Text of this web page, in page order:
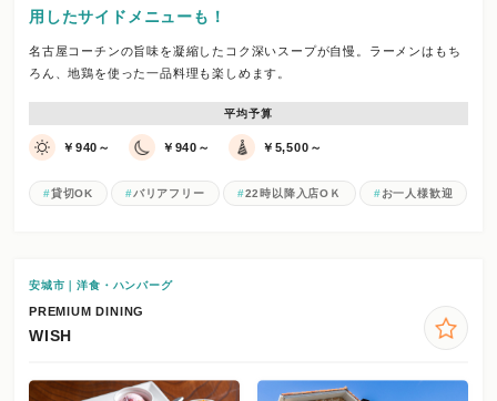
用したサイドメニューも！
名古屋コーチンの旨味を凝縮したコク深いスープが自慢。ラーメンはもち
ろん、地鶏を使った一品料理も楽しめます。
平均予算
￥940～ ￥940～ ￥5,500～
貸切OK バリアフリー 22時以降入店OＫ お一人様歓迎
安城市｜洋食・ハンバーグ
PREMIUM DINING
WISH